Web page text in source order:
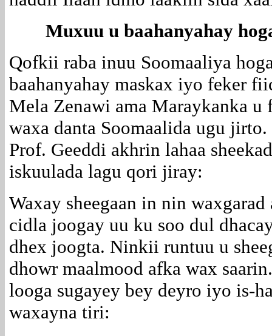
Muxuu u baahanyahay
Qofkii raba inuu Soomaaliya
baahanyahay maskax iyo feker
Mela Zenawi ama Maraykanka u
waxa danta Soomaalida ugu
Prof. Geeddi akhrin lahaa
iskuulada lagu qori jiray:
Waxay sheegaan in nin
cidla joogay uu ku soo dul
dhex joogta. Ninkii runtuu u
dhowr maalmood afka wax
looga sugayey bey deyro iyo is-
waxayna tiri: